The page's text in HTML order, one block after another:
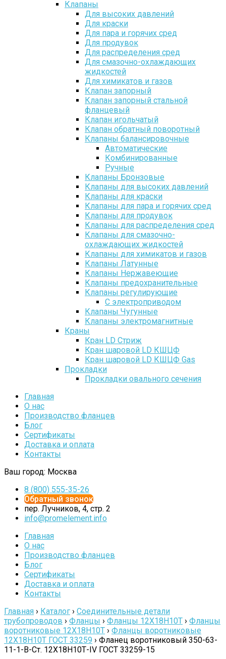
Клапаны
Для высоких давлений
Для краски
Для пара и горячих сред
Для продувок
Для распределения сред
Для смазочно-охлаждающих
жидкостей
Для химикатов и газов
Клапан запорный
Клапан запорный стальной
фланцевый
Клапан игольчатый
Клапан обратный поворотный
Клапаны балансировочные
Автоматические
Комбинированные
Ручные
Клапаны Бронзовые
Клапаны для высоких давлений
Клапаны для краски
Клапаны для пара и горячих сред
Клапаны для продувок
Клапаны для распределения сред
Клапаны для смазочно-
охлаждающих жидкостей
Клапаны для химикатов и газов
Клапаны Латунные
Клапаны Нержавеющие
Клапаны предохранительные
Клапаны регулирующие
С электроприводом
Клапаны Чугунные
Клапаны электромагнитные
Краны
Кран LD Стриж
Кран шаровой LD КШЦФ
Кран шаровой LD КШЦФ Gas
Прокладки
Прокладки овального сечения
Главная
О нас
Производство фланцев
Блог
Сертификаты
Доставка и оплата
Контакты
Ваш город: Москва
8 (800) 555-35-26
Обратный звонок
пер. Лучников, 4, стр. 2
info@promelement.info
Главная
О нас
Производство фланцев
Блог
Сертификаты
Доставка и оплата
Контакты
Главная › Каталог › Соединительные детали
трубопроводов › Фланцы › Фланцы 12Х18Н10Т › Фланцы
воротниковые 12Х18Н10Т › Фланцы воротниковые
12Х18Н10Т ГОСТ 33259 › Фланец воротниковый 350-63-
11-1-B-Cт. 12Х18Н10Т-IV ГОСТ 33259-15